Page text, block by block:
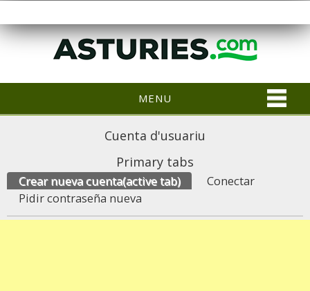
MENU
Cuenta d'usuariu
Primary tabs
Crear nueva cuenta(active tab)
Conectar
Pidir contraseña nueva